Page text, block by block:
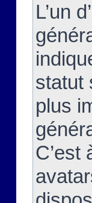
L’un
statut
plus
C’est